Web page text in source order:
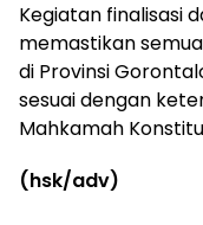
Kegiatan finalisasi
memastikan
di Provinsi
sesuai dengan
Mahkamah
(hsk/adv)